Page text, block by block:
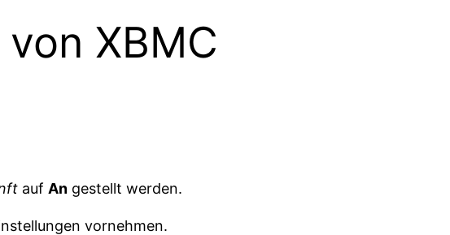
XBMC
auf An gestellt werden.
vornehmen.